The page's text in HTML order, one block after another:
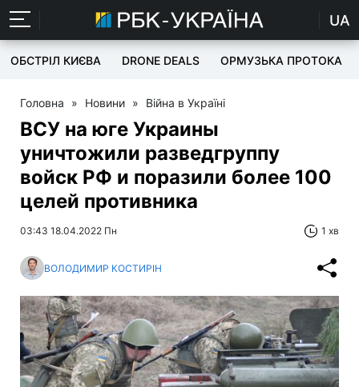
UA
ОБСТРІЛ КИЄВА DRONE DEALS ОРМУЗЬКА ПРОТОКА
Головна » Новини » Війна в Україні
ВСУ на юге Украины
уничтожили разведгруппу
войск РФ и поразили более 100
целей противника
03:43 18.04.2022 Пн 1 хв
ВОЛОДИМИР КОСТИРІН